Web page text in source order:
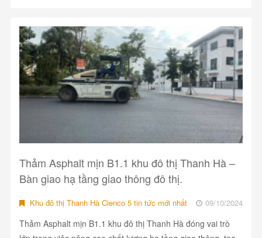
Thảm Asphalt mịn B1.1 khu đô thị Thanh Hà –
Bàn giao hạ tầng giao thông đô thị.
Khu đô thị Thanh Hà Cienco 5 tin tức mới nhất 09/10/2024
Thảm Asphalt mịn B1.1 khu đô thị Thanh Hà đóng vai trò